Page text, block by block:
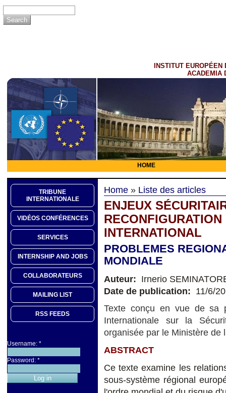
INSTITUT EUROPÉEN
ACADEMIA
HOME
TRIBUNE
INTERNATIONALE
VIDÉOS CONFÉRENCES
SERVICES
INTERNSHIP AND JOBS
COLLABORATEURS
MAILING LIST
RSS FEEDS
Username: *
Password: *
Home » Liste des articles
ENJEUX
INTERNATIONAL
PROBLEMES
MONDIALE
Auteur: Irnerio
Date de publication: 11/6/
Texte conçu en vue de sa
Internationale sur la
organisée par le Ministère de
ABSTRACT
Ce texte examine les
sous-système régional